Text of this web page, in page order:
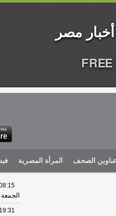
الصحف المرأة المصرية
الجمعة 07-08-2026
19:31